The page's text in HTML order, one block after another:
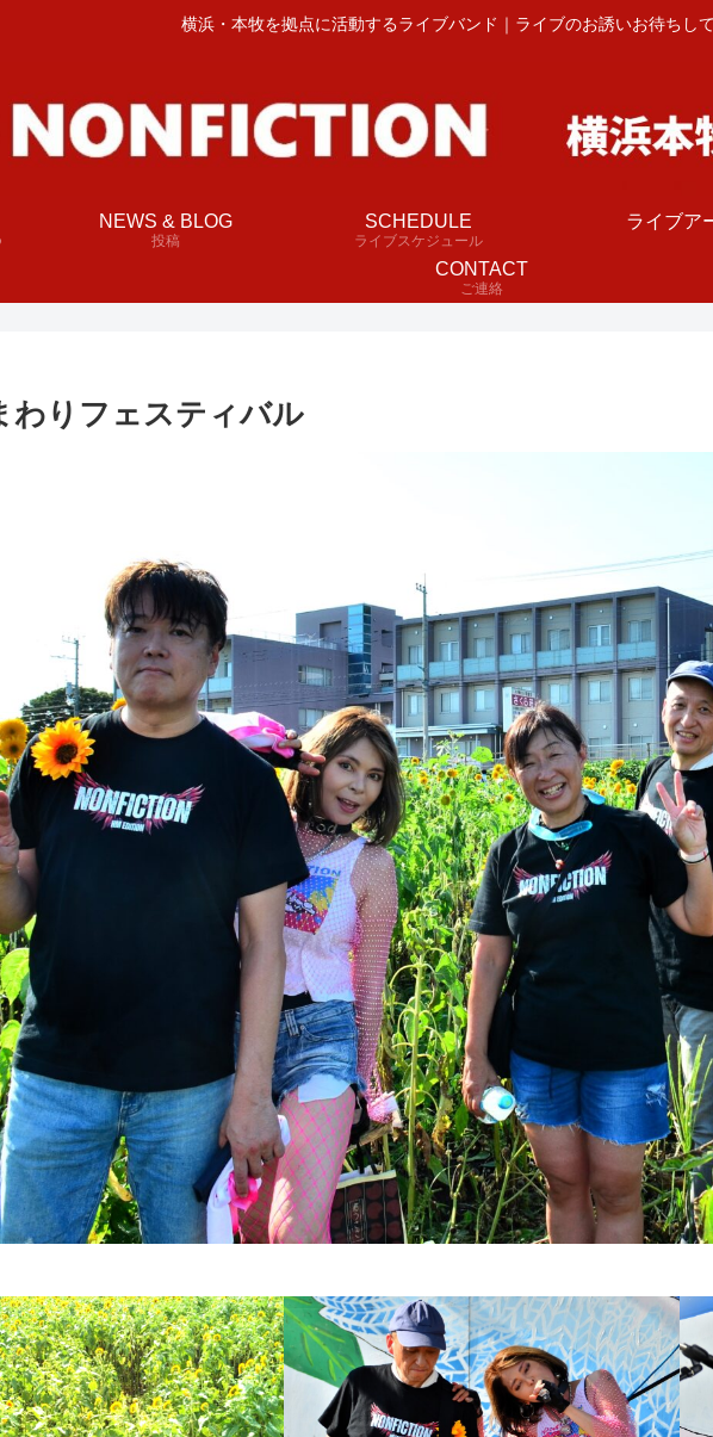
横浜・本牧を拠点に活動するライブバンド｜ライブのお誘いお待ちし
NEWS & BLOG
投稿
SCHEDULE
ライブスケジュール
ライブア
CONTACT
ご連絡
わりフェスティバル